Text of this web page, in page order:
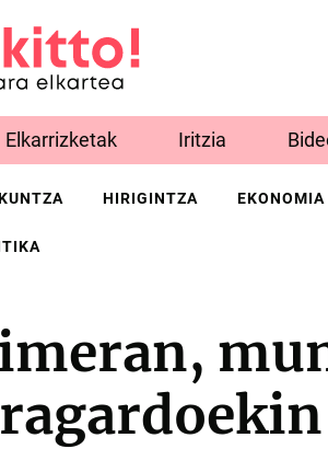
Elkarrizketak Iritzia
HIRIGINTZA EKONOMIA